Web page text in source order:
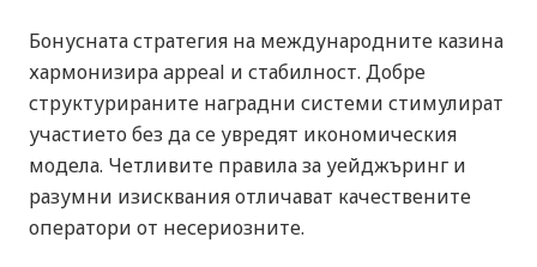
Бонусната стратегия на международните казина
хармонизира appeal и стабилност. Добре
структурираните наградни системи стимулират
участието без да се увредят икономическия
модела. Четливите правила за уейджъринг и
разумни изисквания отличават качествените
оператори от несериозните.